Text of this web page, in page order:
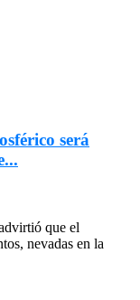
será
que el
nevadas en la